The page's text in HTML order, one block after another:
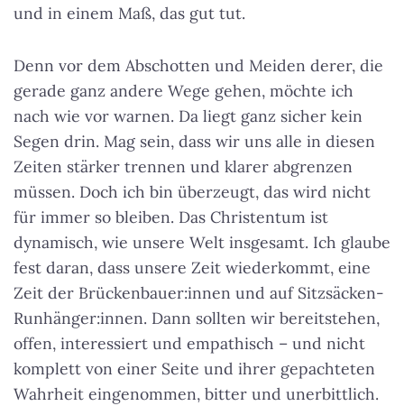
und in einem Maß, das gut tut.
Denn vor dem Abschotten und Meiden derer, die
gerade ganz andere Wege gehen, möchte ich
nach wie vor warnen. Da liegt ganz sicher kein
Segen drin. Mag sein, dass wir uns alle in diesen
Zeiten stärker trennen und klarer abgrenzen
müssen. Doch ich bin überzeugt, das wird nicht
für immer so bleiben. Das Christentum ist
dynamisch, wie unsere Welt insgesamt. Ich glaube
fest daran, dass unsere Zeit wiederkommt, eine
Zeit der Brückenbauer:innen und auf Sitzsäcken-
Runhänger:innen. Dann sollten wir bereitstehen,
offen, interessiert und empathisch – und nicht
komplett von einer Seite und ihrer gepachteten
Wahrheit eingenommen, bitter und unerbittlich.